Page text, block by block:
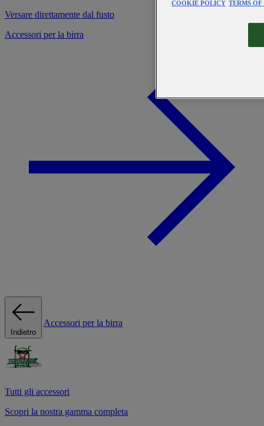
Versare direttamente dal fusto
Accessori per la birra
Indietro
Accessori per la birra
Tutti gli accessori
Scopri la nostra gamma completa
COOKIE POLICY TERMS OF